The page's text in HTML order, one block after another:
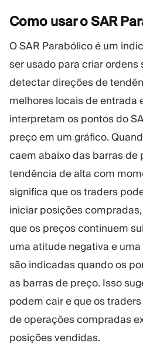
Como usar o SAR
O SAR Parabólico é um
ser usado para criar
detectar direções de
melhores locais de entrada
interpretam os pontos do
preço em um gráfico.
caem abaixo das barras de
tendência de alta com
significa que os traders
iniciar posições
que os preços continuem
uma atitude negativa e
são indicadas quando os
as barras de preço. Isso
podem cair e que os
de operações compradas
posições vendidas.